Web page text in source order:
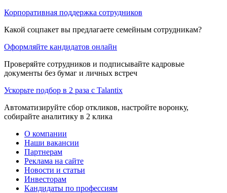
Корпоративная поддержка сотрудников
Какой соцпакет вы предлагаете семейным сотрудникам?
Оформляйте кандидатов онлайн
Проверяйте сотрудников и подписывайте кадровые
документы без бумаг и личных встреч
Ускорьте подбор в 2 раза с Talantix
Автоматизируйте сбор откликов, настройте воронку,
собирайте аналитику в 2 клика
О компании
Наши вакансии
Партнерам
Реклама на сайте
Новости и статьи
Инвесторам
Кандидаты по профессиям